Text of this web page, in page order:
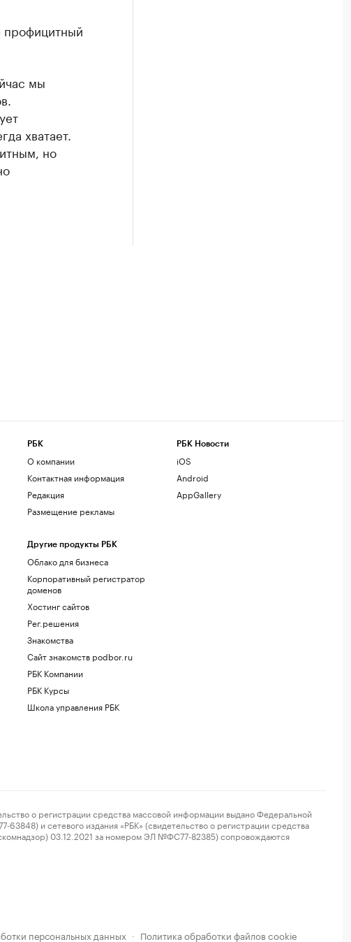
профицитный
мы
хватает.
но
РБК
О компании
Контактная информация
Редакция
Размещение рекламы
Другие продукты РБК
Облако для бизнеса
Корпоративный регистратор
доменов
Хостинг сайтов
Рег.решения
Знакомства
Сайт знакомств podbor.ru
РБК Компании
РБК Курсы
Школа управления РБК
РБК Новости
iOS
Android
AppGallery
о регистрации средства массовой информации выдано Федеральной
и сетевого издания «РБК» (свидетельство о регистрации средства
03.12.2021 за номером ЭЛ №ФС77-82385) сопровождаются
персональных данных · Политика обработки файлов cookie